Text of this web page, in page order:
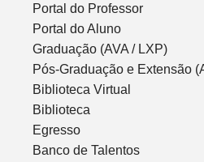
Portal do Professor
Portal do Aluno
Graduação (AVA / LXP)
Pós-Graduação e Extensão
Biblioteca Virtual
Biblioteca
Egresso
Banco de Talentos